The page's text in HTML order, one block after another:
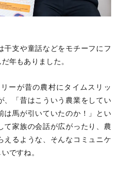
干支や童話などをモチーフにフ
年もありました。
ーが昔の農村にタイムスリッ
、「昔はこういう農業をしてい
は馬が引いていたのか！」とい
て家族の会話が広がったり、農
えるような、そんなコミュニケ
ですね。